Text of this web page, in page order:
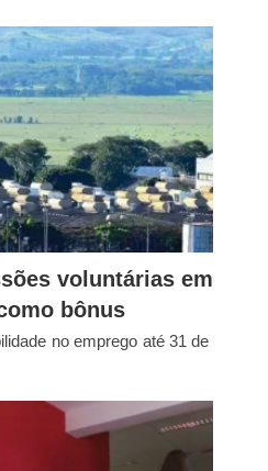
voluntárias em
bônus
no emprego até 31 de